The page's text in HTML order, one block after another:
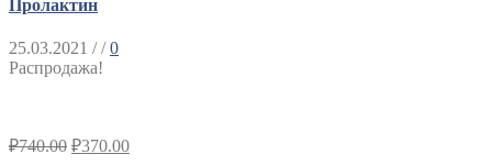
Пролактин
25.03.2021 / /0
Распродажа!
₽740.00 ₽370.00